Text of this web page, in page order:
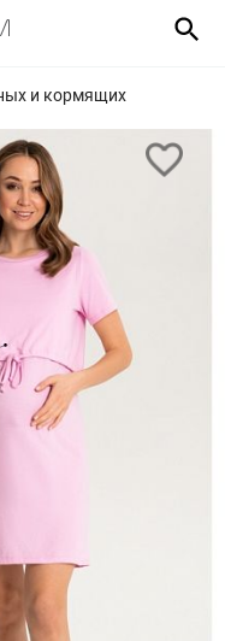
и кормящих